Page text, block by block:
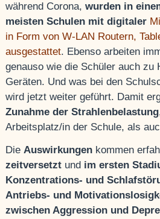
während Corona,wurden in
meisten Schulen mit digitaler
in Form von W-LAN Routern,
ausgestattet. Ebenso arbeiten
genauso wie die Schüler auch zu
Geräten. Und was bei den
wird jetzt weiter geführt. Damit
Zunahme der Strahlenbelastung
Arbeitsplatz/in der Schule, als
DieAuswirkungen kommen
zeitversetzt und im ersten
Konzentrations- und
Antriebs- und
zwischen Aggression und